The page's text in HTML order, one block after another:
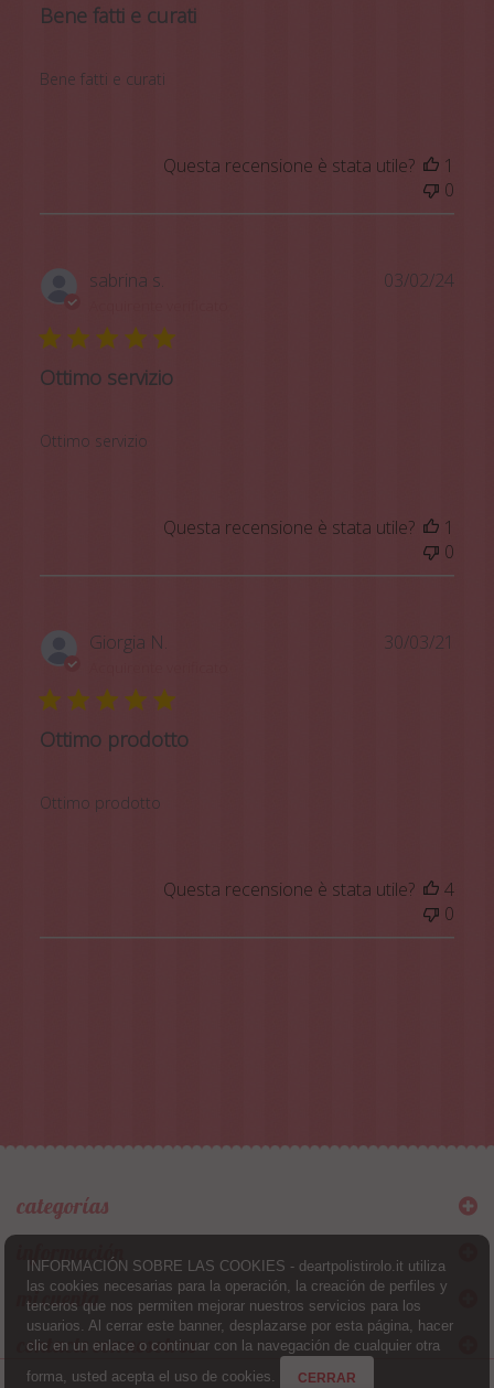
INFORMACIÓN SOBRE LAS COOKIES - deartpolistirolo.it utiliza
las cookies necesarias para la operación, la creación de perfiles y
terceros que nos permiten mejorar nuestros servicios para los
usuarios. Al cerrar este banner, desplazarse por esta página, hacer
clic en un enlace o continuar con la navegación de cualquier otra
forma, usted acepta el uso de cookies.
CERRAR
Bene fatti e curati
Bene fatti e curati
Questa recensione è stata utile?
1
0
sabrina s.
Ottimo servizio
Ottimo servizio
Data
03/02/24
Questa recensione è stata utile?
1
0
Giorgia N.
Ottimo prodotto
Ottimo prodotto
30/03/21
Questa recensione è stata utile?
4
0
categorías
información
mi cuenta
contacte con nosotros